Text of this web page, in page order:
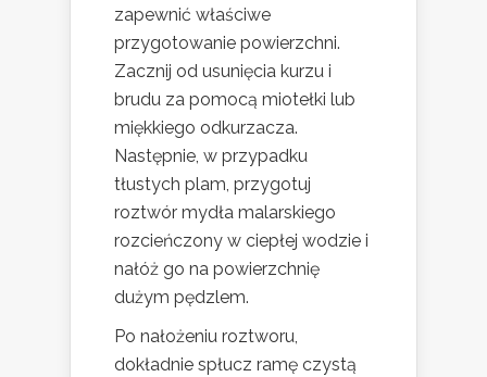
zapewnić właściwe
przygotowanie powierzchni.
Zacznij od usunięcia kurzu i
brudu za pomocą miotełki lub
miękkiego odkurzacza.
Następnie, w przypadku
tłustych plam, przygotuj
roztwór mydła malarskiego
rozcieńczony w ciepłej wodzie i
nałóż go na powierzchnię
dużym pędzlem.
Po nałożeniu roztworu,
dokładnie spłucz ramę czystą